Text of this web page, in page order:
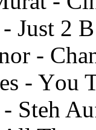
Just 2
-
- Yоu
Stеh